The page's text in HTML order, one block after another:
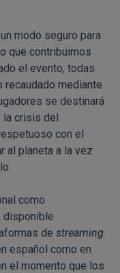
modo seguro para
que contribuimos
el evento, todas
mediante
se destinará
la crisis del
con el
al planeta a la vez
como
disponible
de streaming.
español como en
el momento que los